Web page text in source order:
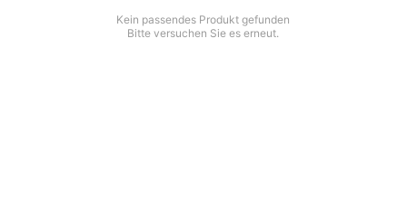
Kein passendes Produkt gefunden
Bitte versuchen Sie es erneut.